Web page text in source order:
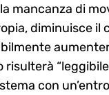
mancanza di
diminuisce il
con